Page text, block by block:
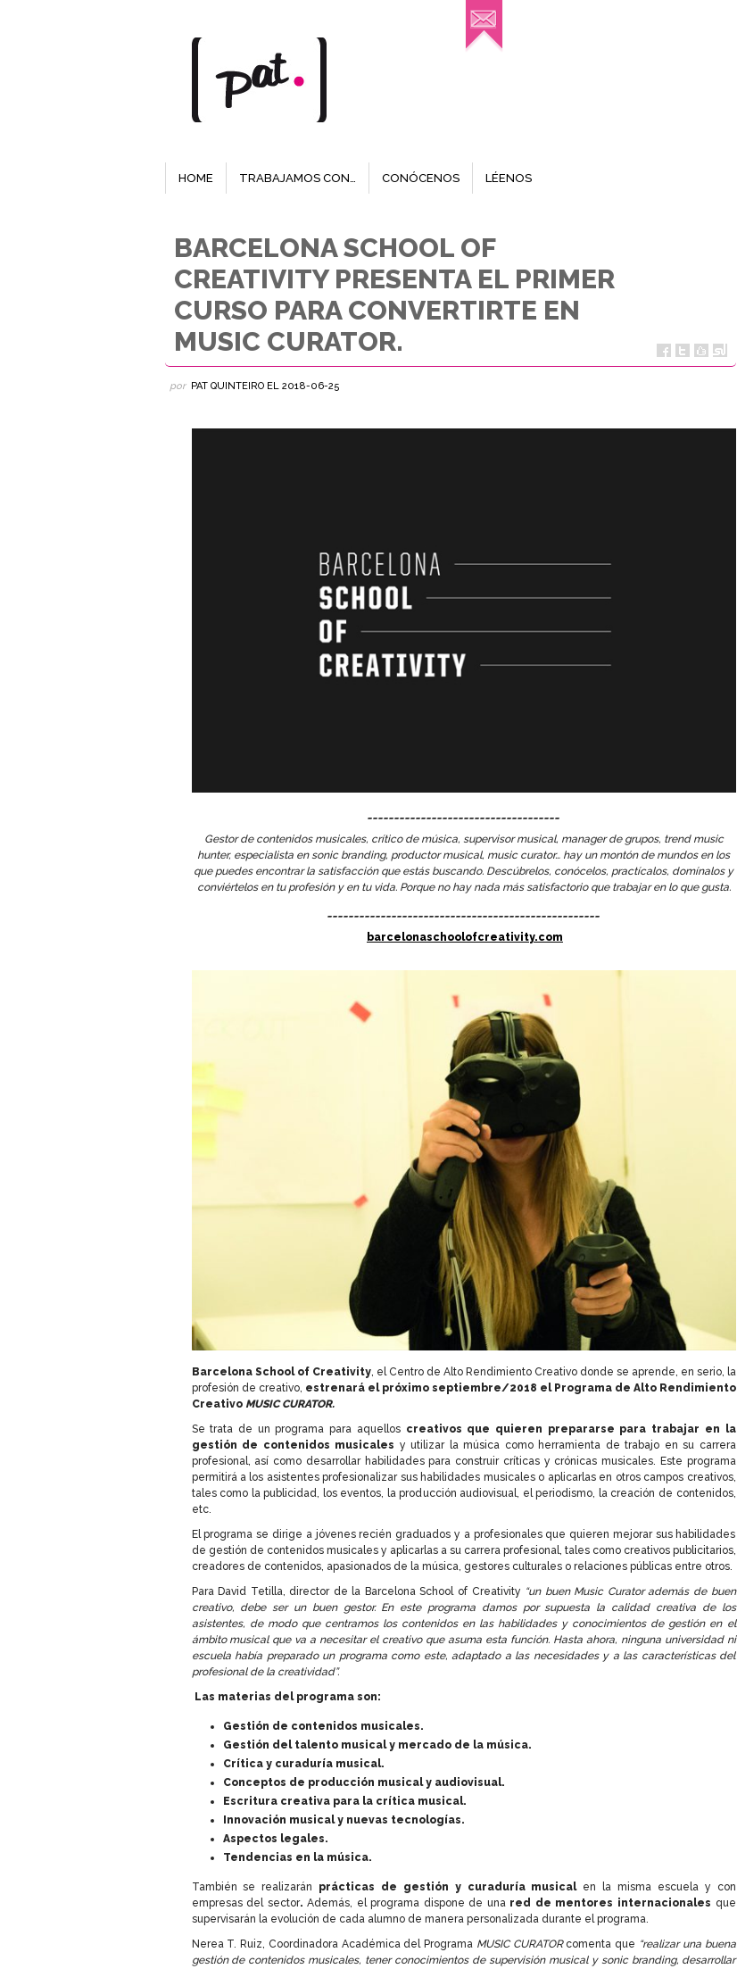
HOME TRABAJAMOS CON… CONÓCENOS LÉENOS
BARCELONA SCHOOL OF
CREATIVITY PRESENTA EL PRIMER
CURSO PARA CONVERTIRTE EN
MUSIC CURATOR.
por PAT QUINTEIROEL 2018-06-25
Gestor de contenidos musicales, crítico de música, supervisor musical, manager de grupos, trend music
hunter, especialista en sonic branding, productor musical, music curator… hay un montón de mundos en los
que puedes encontrar la satisfacción que estás buscando. Descúbrelos, conócelos, practícalos, domínalos y
conviértelos en tu profesión y en tu vida. Porque no hay nada más satisfactorio que trabajar en lo que gusta.
barcelonaschoolofcreativity.com
Barcelona School of Creativity, el Centro de Alto Rendimiento Creativo donde se aprende, en serio, la
profesión de creativo, estrenará el próximo septiembre/2018 el Programa de Alto Rendimiento
Creativo MUSIC CURATOR.
Se trata de un programa para aquellos creativos que quieren prepararse para trabajar en la
gestión de contenidos musicales y utilizar la música como herramienta de trabajo en su carrera
profesional, así como desarrollar habilidades para construir críticas y crónicas musicales. Este programa
permitirá a los asistentes profesionalizar sus habilidades musicales o aplicarlas en otros campos creativos,
tales como la publicidad, los eventos, la producción audiovisual, el periodismo, la creación de contenidos,
etc.
El programa se dirige a jóvenes recién graduados y a profesionales que quieren mejorar sus habilidades
de gestión de contenidos musicales y aplicarlas a su carrera profesional, tales como creativos publicitarios,
creadores de contenidos, apasionados de la música, gestores culturales o relaciones públicas entre otros.
Para David Tetilla, director de la Barcelona School of Creativity “un buen Music Curator además de buen
creativo, debe ser un buen gestor. En este programa damos por supuesta la calidad creativa de los
asistentes, de modo que centramos los contenidos en las habilidades y conocimientos de gestión en el
ámbito musical que va a necesitar el creativo que asuma esta función. Hasta ahora, ninguna universidad ni
escuela había preparado un programa como este, adaptado a las necesidades y a las características del
profesional de la creatividad”.
Las materias del programa son:
Gestión de contenidos musicales.
Gestión del talento musical y mercado de la música.
Crítica y curaduría musical.
Conceptos de producción musical y audiovisual.
Escritura creativa para la crítica musical.
Innovación musical y nuevas tecnologías.
Aspectos legales.
Tendencias en la música.
También se realizarán prácticas de gestión y curaduría musical en la misma escuela y con
empresas del sector. Además, el programa dispone de unared de mentores internacionales que
supervisarán la evolución de cada alumno de manera personalizada durante el programa.
Nerea T. Ruiz, Coordinadora Académica del Programa MUSIC CURATORcomenta que “realizar una buena
gestión de contenidos musicales, tener conocimientos de supervisión musical y sonic branding, desarrollar